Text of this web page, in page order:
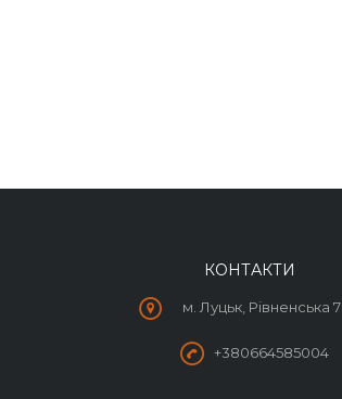
КОНТАКТИ
м. Луцьк, Рівненська
+380664585004